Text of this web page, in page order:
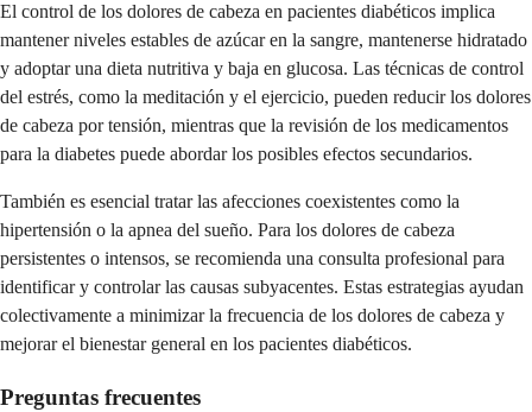
El control de los dolores de cabeza en pacientes diabéticos implica
mantener niveles estables de azúcar en la sangre, mantenerse hidratado
y adoptar una dieta nutritiva y baja en glucosa. Las técnicas de control
del estrés, como la meditación y el ejercicio, pueden reducir los dolores
de cabeza por tensión, mientras que la revisión de los medicamentos
para la diabetes puede abordar los posibles efectos secundarios.
También es esencial tratar las afecciones coexistentes como la
hipertensión o la apnea del sueño. Para los dolores de cabeza
persistentes o intensos, se recomienda una consulta profesional para
identificar y controlar las causas subyacentes. Estas estrategias ayudan
colectivamente a minimizar la frecuencia de los dolores de cabeza y
mejorar el bienestar general en los pacientes diabéticos.
Preguntas frecuentes